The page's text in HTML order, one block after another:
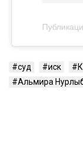
суд иск
Альмира